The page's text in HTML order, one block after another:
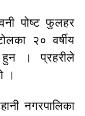
पोष्ट फुलहर
२० वर्षीय
। प्रहरीले
।
नगरपालिका